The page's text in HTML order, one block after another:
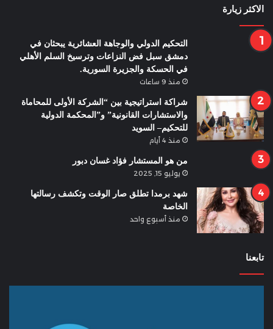
الاكثر زيارة
التحكيم الدولي والوجاهة العشائرية يبحثان في
دمشق سبل فض النزاعات وترسيخ السلم الأهلي
في الحسكة والجزيرة السورية.
منذ 9 ساعات
شراكة استراتيجية بين “الشركة الأولى للمحاماة
والاستشارات القانونية” و”المحكمة الدولية
للتحكيم– السويد
منذ 4 أيام
من هو المستشار فؤاد غسان دبور
يوليو 15, 2025
شهد برمدا تطلق صار الوقت وتكشف رسالتها
الخاصة
منذ أسبوع واحد
تابعنا